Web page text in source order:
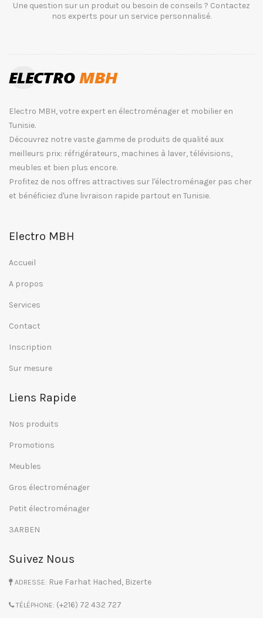
Une question sur un produit ou besoin de conseils ? Contactez
nos experts pour un service personnalisé.
Electro MBH, votre expert en électroménager et mobilier en
Tunisie.
Découvrez notre vaste gamme de produits de qualité aux
meilleurs prix: réfrigérateurs, machines à laver, télévisions,
meubles et bien plus encore.
Profitez de nos offres attractives sur l'électroménager pas cher
et bénéficiez d'une livraison rapide partout en Tunisie.
Electro MBH
Accueil
A propos
Services
Contact
Inscription
Sur mesure
Liens Rapide
Nos produits
Promotions
Meubles
Gros électroménager
Petit électroménager
3ARBEN
Suivez Nous
ADRESSE: Rue Farhat Hached, Bizerte
TÉLÉPHONE: (+216) 72 432 727